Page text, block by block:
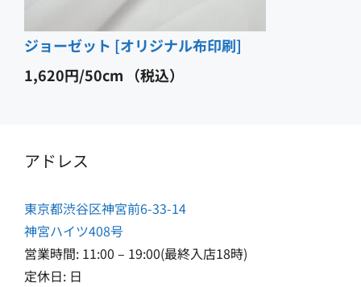
ジョーゼット [オリジナル布印刷]
1,620円 （税込）
アドレス
東京都渋谷区神宮前6-33-14
神宮ハイツ408号
営業時間: 11:00 – 19:00(最終入店18時)
定休日: 日